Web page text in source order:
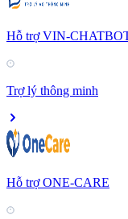
Hỗ trợ VIN-
Trợ lý thông minh
Hỗ trợ ONE-CARE